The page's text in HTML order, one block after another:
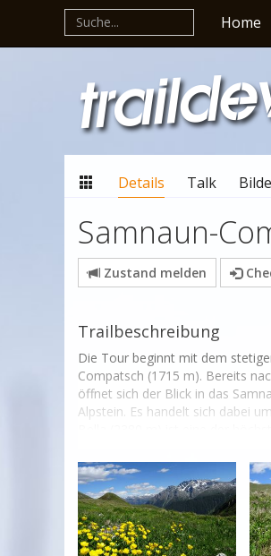
Home
Details Talk
Samnaun-
Zustand melden
Trailbeschreibung
Die Tour beginnt mit dem
Compatsch (1715 m). Bereits
öffnet sich der Blick in das
Alpstein. Es handelt sich dabei
Bella (2380 m) ist eine der